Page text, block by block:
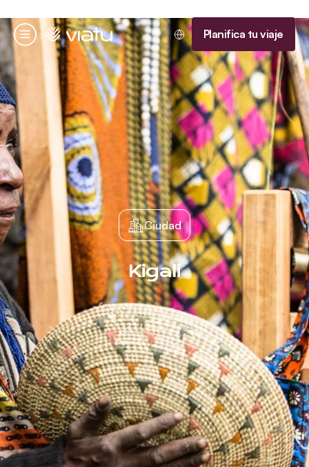
Menú
Página de inicio Planifica tu viaje
Ciudad
Kigali